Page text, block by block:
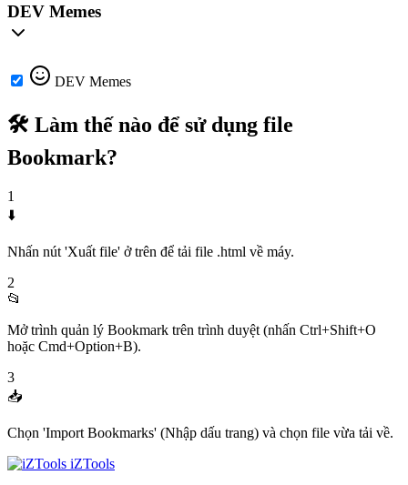
DEV Memes
DEV Memes
🛠️ Làm thế nào để sử dụng file
Bookmark?
1
⬇️
Nhấn nút 'Xuất file' ở trên để tải file .html về máy.
2
📂
Mở trình quản lý Bookmark trên trình duyệt (nhấn Ctrl+Shift+O
hoặc Cmd+Option+B).
3
📥
Chọn 'Import Bookmarks' (Nhập dấu trang) và chọn file vừa tải về.
iZTools